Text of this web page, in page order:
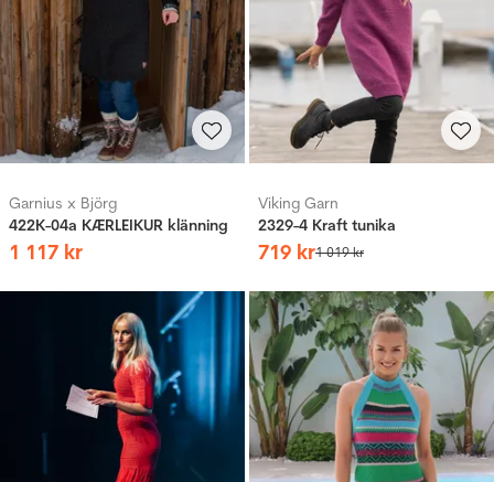
Garnius x Björg
422K-04a KÆRLEIKUR klänning
1 117 kr
Viking Garn
2329-4 Kraft tunika
719 kr1 019kr